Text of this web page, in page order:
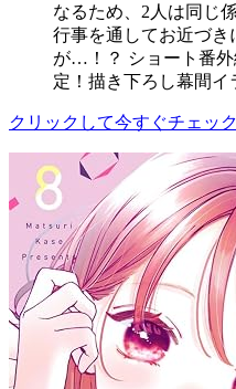
なるため、2人は同じ
行事を通してお近づき
が…！？ ショート番
定！描き下ろし幕間
クリックして今すぐチェック